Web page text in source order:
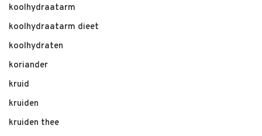
koolhydraatarm
koolhydraatarm dieet
koolhydraten
koriander
kruid
kruiden
kruiden thee